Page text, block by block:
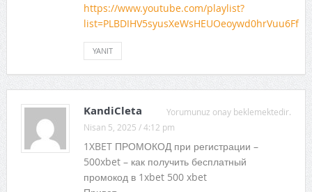
https://www.youtube.com/playlist?
list=PLBDIHV5syusXeWsHEUOeoywd0hrVuu6Ff
YANIT
Yorumunuz onay beklemektedir.
KandiCleta
Nisan 5, 2025 / 4:12 pm
1XBET ПРОМОКОД при регистрации –
500xbet – как получить бесплатный
промокод в 1xbet 500 xbet